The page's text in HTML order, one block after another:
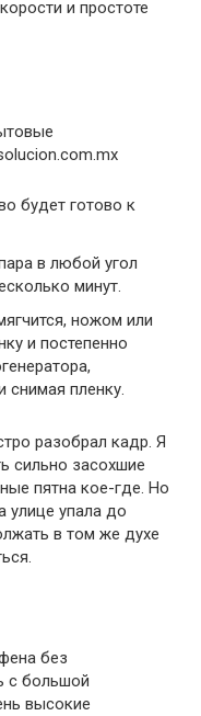
и простоте
будет готово к
в любой угол
минут.
ножом или
и постепенно
снимая пленку.
разобрал кадр. Я
сильно засохшие
пятна кое-где. Но
улице упала до
в том же духе
без
с большой
высокие